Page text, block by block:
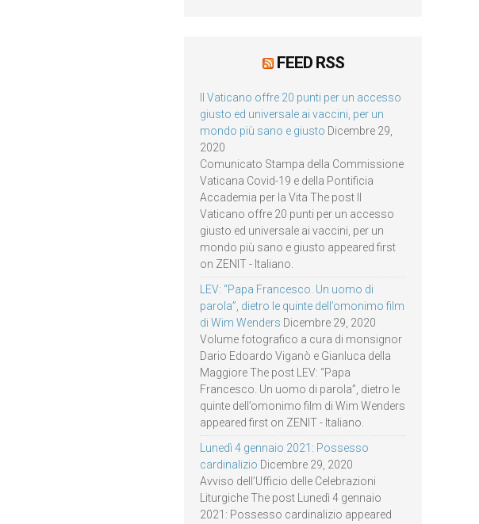
FEED RSS
Il Vaticano offre 20 punti per un accesso
giusto ed universale ai vaccini, per un
mondo più sano e giusto Dicembre 29,
2020
Comunicato Stampa della Commissione
Vaticana Covid-19 e della Pontificia
Accademia per la Vita The post Il
Vaticano offre 20 punti per un accesso
giusto ed universale ai vaccini, per un
mondo più sano e giusto appeared first
on ZENIT - Italiano.
LEV: “Papa Francesco. Un uomo di
parola”, dietro le quinte dell’omonimo film
di Wim Wenders Dicembre 29, 2020
Volume fotografico a cura di monsignor
Dario Edoardo Viganò e Gianluca della
Maggiore The post LEV: “Papa
Francesco. Un uomo di parola”, dietro le
quinte dell’omonimo film di Wim Wenders
appeared first on ZENIT - Italiano.
Lunedì 4 gennaio 2021: Possesso
cardinalizio Dicembre 29, 2020
Avviso dell’Ufficio delle Celebrazioni
Liturgiche The post Lunedì 4 gennaio
2021: Possesso cardinalizio appeared